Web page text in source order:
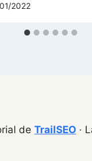
2022
de TrailSEO ·